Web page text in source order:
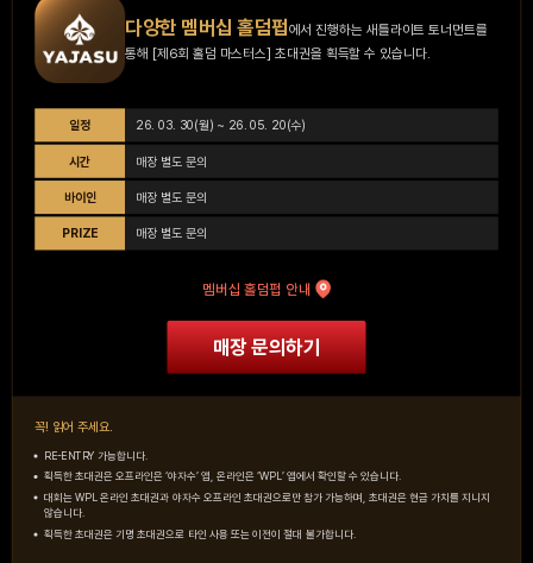
다양한 멤버십 홀덤펍 에서 진행하는 새틀라이트 토너먼트를
통해 [제6회 홀덤 마스터스] 초대권을 획득할 수 있습니다.
일정 26. 03. 30(월) ~ 26. 05. 20(수)
시간 매장 별도 문의
바이인 매장 별도 문의
PRIZE 매장 별도 문의
멤버십 홀덤펍 안내
매장 문의하기
꼭! 읽어 주세요.
RE-ENTRY 가능합니다.
획득한 초대권은 오프라인은 ‘야자수’ 앱, 온라인은 ‘WPL’ 앱에서 확인할 수 있습니다.
대회는 WPL 온라인 초대권과 야자수 오프라인 초대권으로만 참가 가능하며, 초대권은 현금 가치를 지니지
않습니다.
획득한 초대권은 기명 초대권으로 타인 사용 또는 이전이 절대 불가합니다.